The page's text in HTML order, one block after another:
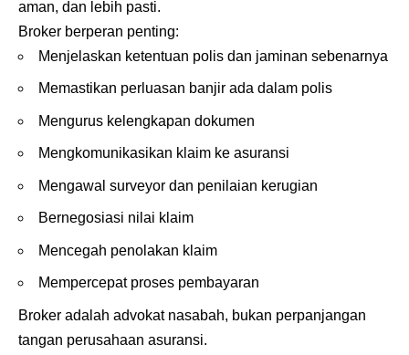
aman, dan lebih pasti.
Broker berperan penting:
Menjelaskan ketentuan polis dan jaminan sebenarnya
Memastikan perluasan banjir ada dalam polis
Mengurus kelengkapan dokumen
Mengkomunikasikan klaim ke asuransi
Mengawal surveyor dan penilaian kerugian
Bernegosiasi nilai klaim
Mencegah penolakan klaim
Mempercepat proses pembayaran
Broker adalah advokat nasabah, bukan perpanjangan
tangan perusahaan asuransi.